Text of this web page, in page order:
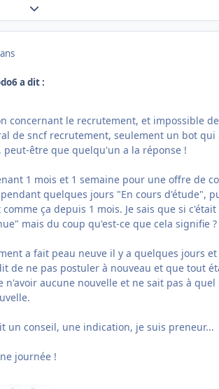
Expand topic overview
a dit :
concernant le recrutement, et impossible
de sncf recrutement, seulement un bot qui
peut-être que quelqu'un a la réponse !
1 mois et 1 semaine pour une offre de
quelques jours "En cours d'étude",
ça depuis 1 mois. Je sais que si
mais du coup qu'est-ce que cela signifie ?
a fait peau neuve il y a quelques jours
de ne pas postuler à nouveau et que tout
aucune nouvelle et ne sait pas à
un conseil, une indication, je suis preneur...
journée !